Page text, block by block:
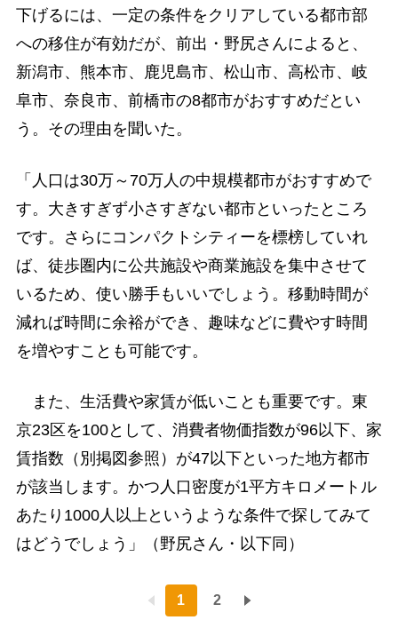
下げるには、一定の条件をクリアしている都市部
への移住が有効だが、前出・野尻さんによると、
新潟市、熊本市、鹿児島市、松山市、高松市、岐
阜市、奈良市、前橋市の8都市がおすすめだとい
う。その理由を聞いた。
「人口は30万～70万人の中規模都市がおすすめで
す。大きすぎず小さすぎない都市といったところ
です。さらにコンパクトシティーを標榜していれ
ば、徒歩圏内に公共施設や商業施設を集中させて
いるため、使い勝手もいいでしょう。移動時間が
減れば時間に余裕ができ、趣味などに費やす時間
を増やすことも可能です。
また、生活費や家賃が低いことも重要です。東
京23区を100として、消費者物価指数が96以下、家
賃指数（別掲図参照）が47以下といった地方都市
が該当します。かつ人口密度が1平方キロメートル
あたり1000人以上というような条件で探してみて
はどうでしょう」（野尻さん・以下同）
1 2